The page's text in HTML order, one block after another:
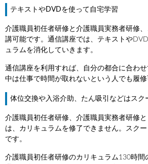
テキストやDVDを使って自宅学習
介護職員初任者研修と介護職員実務者研修
講可能です。通信講座では、テキストや
ュラムを消化していきます。
通信講座を利用すれば、自分の都合に合わ
中は仕事で時間が取れないという人でも履修
体位交換や入浴介助、たん吸引などはスク
介護職員初任者研修、介護職員実務者研修
は、カリキュラムを修了できません。スク
です。
介護職員初任者研修のカリキュラム130時間